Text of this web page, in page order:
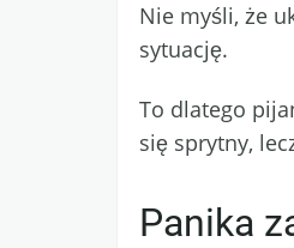
Nie myśli, że
sytuację.
To dlatego
się sprytny,
Panika